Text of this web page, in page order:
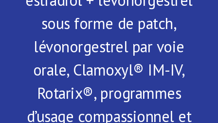
À propos de noussous forme de patch,
lévonorgestrel par voie
orale, Clamoxyl® IM-IV,
Rotarix®, programmes
d’usage compassionnel et